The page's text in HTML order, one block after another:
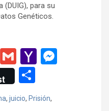
para su
Genéticos.
E
G
m
ail
Y
o
o
, juicio, Prisión,